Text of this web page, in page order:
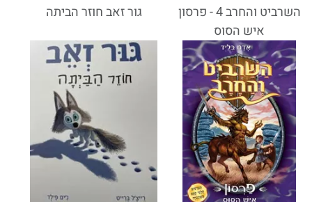
השרביט והחרב 4 - פרסון
איש הסוס
גור זאב חוזר הביתה